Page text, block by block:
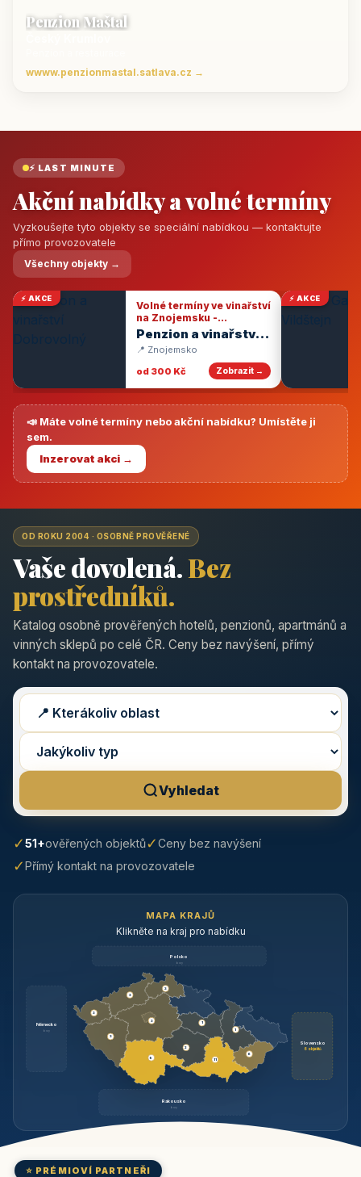
Penzion Maštal
wwww.penzionmastal.satlava.cz →
⚡ LAST MINUTE
Akční nabídky a volné termíny
Vyzkoušejte tyto objekty se speciální nabídkou — kontaktujte
přímo provozovatele
Všechny objekty →
⚡ AKCE
Volné termíny ve vinařství
na Znojemsku -
degustace vín
Penzion a vinařství
Dobrovolný
📍 Znojemsko
od 300 Kč
Zobrazit →
⚡ AKCE
📣 Máte volné termíny nebo akční nabídku? Umístěte ji
sem.
Inzerovat akci →
OD ROKU 2004 · OSOBNĚ PROVĚŘENÉ
Vaše dovolená.Bez
prostředníků.
Katalog osobně prověřených hotelů, penzionů, apartmánů a
vinných sklepů po celé ČR. Ceny bez navýšení, přímý
kontakt na provozovatele.
Vyhledat
✓51+ověřených objektů✓Ceny bez navýšení
✓Přímý kontakt na provozovatele
MAPA KRAJŮ
Klikněte na kraj pro nabídku
Polsko
brzy
Německo
brzy
Slovensko
6 objektů
Rakousko
brzy
3
9
3
3
3
3
1
2
11
1
6
⭐ PRÉMIOVÍ PARTNEŘI